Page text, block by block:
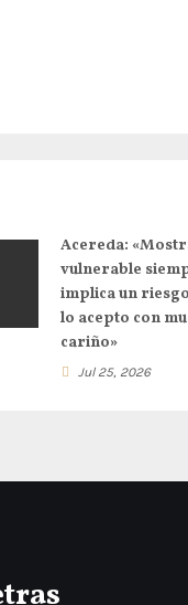
Acereda:
vulnerable
implica un
lo acepto con
cariño»
Jul 25, 2026